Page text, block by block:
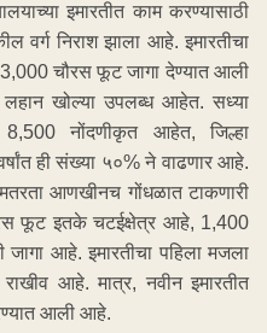
इमारतीत काम करण्यासाठी
वर्ग निराश झाला आहे. इमारतीचा
चौरस फूट जागा देण्यात आली
खोल्या उपलब्ध आहेत. सध्या
नोंदणीकृत आहेत, जिल्हा
ही संख्या ५०% ने वाढणार आहे.
आणखीनच गोंधळात टाकणारी
फूट इतके चटईक्षेत्र आहे, 1,400
जागा आहे. इमारतीचा पहिला मजला
राखीव आहे. मात्र, नवीन इमारतीत
आली आहे.